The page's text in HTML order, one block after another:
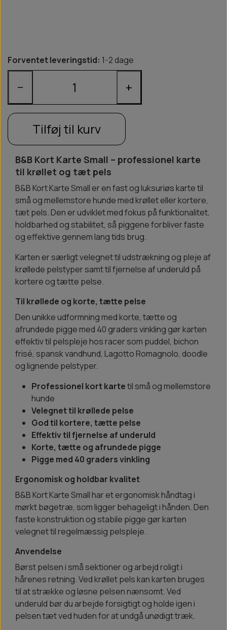
Forventet leveringstid: 1-2 dage
− +
Tilføj til kurv
B&B Kort Karte Small – professionel karte
til krøllet og tæt pels
B&B Kort Karte Small er en fast og luksuriøs karte til
små og mellemstore hunde med krøllet eller kortere,
tæt pels. Den er udviklet med fokus på funktionalitet,
holdbarhed og stabilitet, så piggene forbliver faste
og effektive gennem lang tids brug.
Karten er særligt velegnet til udstrækning og pleje af
krøllede pelstyper samt til fjernelse af underuld på
kortere og tætte pelse.
Til krøllede og korte, tætte pelse
Den unikke udformning med korte, tætte og
afrundede pigge med 40 graders vinkling gør karten
effektiv til pelspleje hos racer som puddel, bichon
frisé, spansk vandhund, Lagotto Romagnolo, doodle
og lignende pelstyper.
Professionel kort kartetil små og mellemstore
hunde
Velegnet til krøllede pelse
God til kortere, tætte pelse
Effektiv til fjernelse af underuld
Korte, tætte og afrundede pigge
Pigge med 40 graders vinkling
Ergonomisk og holdbar kvalitet
B&B Kort Karte Small har et ergonomisk håndtag i
mørkt bøgetræ, som ligger behageligt i hånden. Den
faste konstruktion og stabile pigge gør karten
velegnet til regelmæssig pelspleje.
Anvendelse
Børst pelsen i små sektioner og arbejd roligt i
hårenes retning. Ved krøllet pels kan karten bruges
til at strække og løsne pelsen nænsomt. Ved
underuld bør du arbejde forsigtigt og holde igen i
pelsen tæt ved huden for at undgå unødigt træk.